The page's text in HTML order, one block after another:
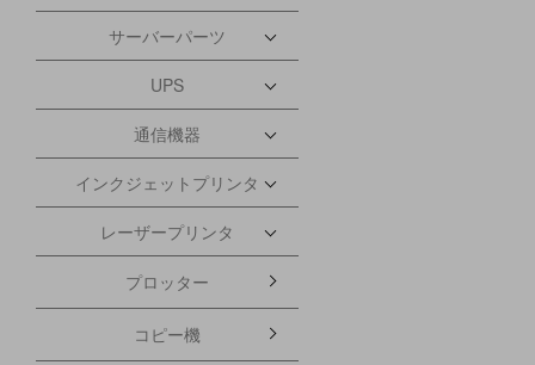
サーバーパーツ
UPS
通信機器
インクジェットプリンタ
レーザープリンタ
プロッター
コピー機